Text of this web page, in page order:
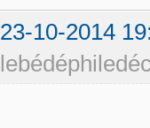
23-10-2014